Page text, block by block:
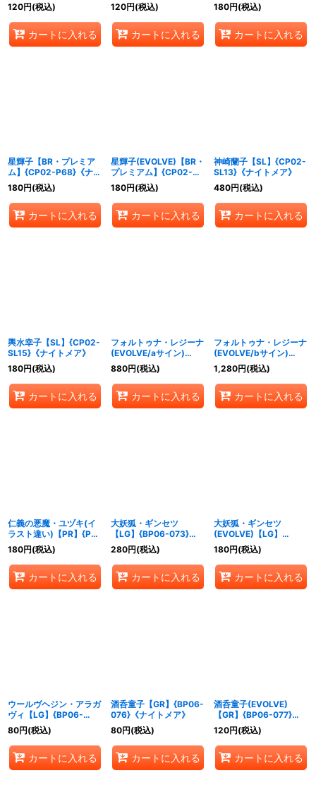
ア》
120円(税込)
カートに入れる
120円(税込)
カートに入れる
180円(税込)
カートに入れる
星輝子【BR・プレミア
ム】{CP02-P68}《ナイ
トメア》
180円(税込)
カートに入れる
星輝子(EVOLVE)【BR・
プレミアム】{CP02-
P69}《ナイトメア》
180円(税込)
カートに入れる
神崎蘭子【SL】{CP02-
SL13}《ナイトメア》
480円(税込)
カートに入れる
輿水幸子【SL】{CP02-
SL15}《ナイトメア》
180円(税込)
カートに入れる
フォルトゥナ・レジーナ
(EVOLVE/aサイン)
【UR】{CP02-U09a}
《ナイトメア》
880円(税込)
カートに入れる
フォルトゥナ・レジーナ
(EVOLVE/bサイン)
【UR】{CP02-U09b}
《ナイトメア》
1,280円(税込)
カートに入れる
仁義の悪魔・ユヅキ(イ
ラスト違い)【PR】{PR-
139}《ナイトメア》
180円(税込)
カートに入れる
大妖狐・ギンセツ
【LG】{BP06-073}
《ナイトメア》
280円(税込)
カートに入れる
大妖狐・ギンセツ
(EVOLVE)【LG】
{BP06-074}《ナイトメ
ア》
180円(税込)
カートに入れる
ウールヴヘジン・アラガ
ヴィ【LG】{BP06-
075}《ナイトメア》
80円(税込)
カートに入れる
酒呑童子【GR】{BP06-
076}《ナイトメア》
80円(税込)
カートに入れる
酒呑童子(EVOLVE)
【GR】{BP06-077}
《ナイトメア》
120円(税込)
カートに入れる